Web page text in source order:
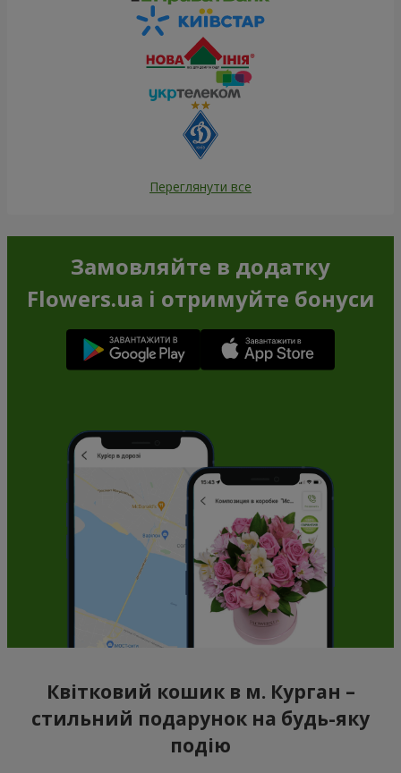
Переглянути все
Замовляйте в додатку
Flowers.ua і отримуйте бонуси
Квітковий кошик в м. Курган –
стильний подарунок на будь-яку
подію